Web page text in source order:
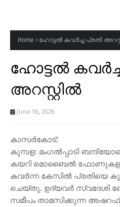
Home ഹോട്ടൽ കവർച്ച പ്രതി
ഹോട്ടൽ
അറസ്റ്റിൽ
June 16, 2026
കാസർകോട്:
കുമ്പള: മംഗൽപ്പാടി
കയറി മൊബൈൽ
കവർന്ന കേസിൽ പ്രതിയെ
ചെയ്തു. ഉദ്യവർ സ്വദേശി
സമീപം താമസിക്കുന്ന